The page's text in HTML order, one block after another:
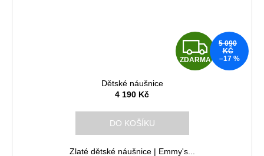
Z
D
ZDARMA
5 090
KČ
–17 %
Dětské náušnice
4 190 Kč
DO KOŠÍKU
Zlaté dětské náušnice | Emmy's...